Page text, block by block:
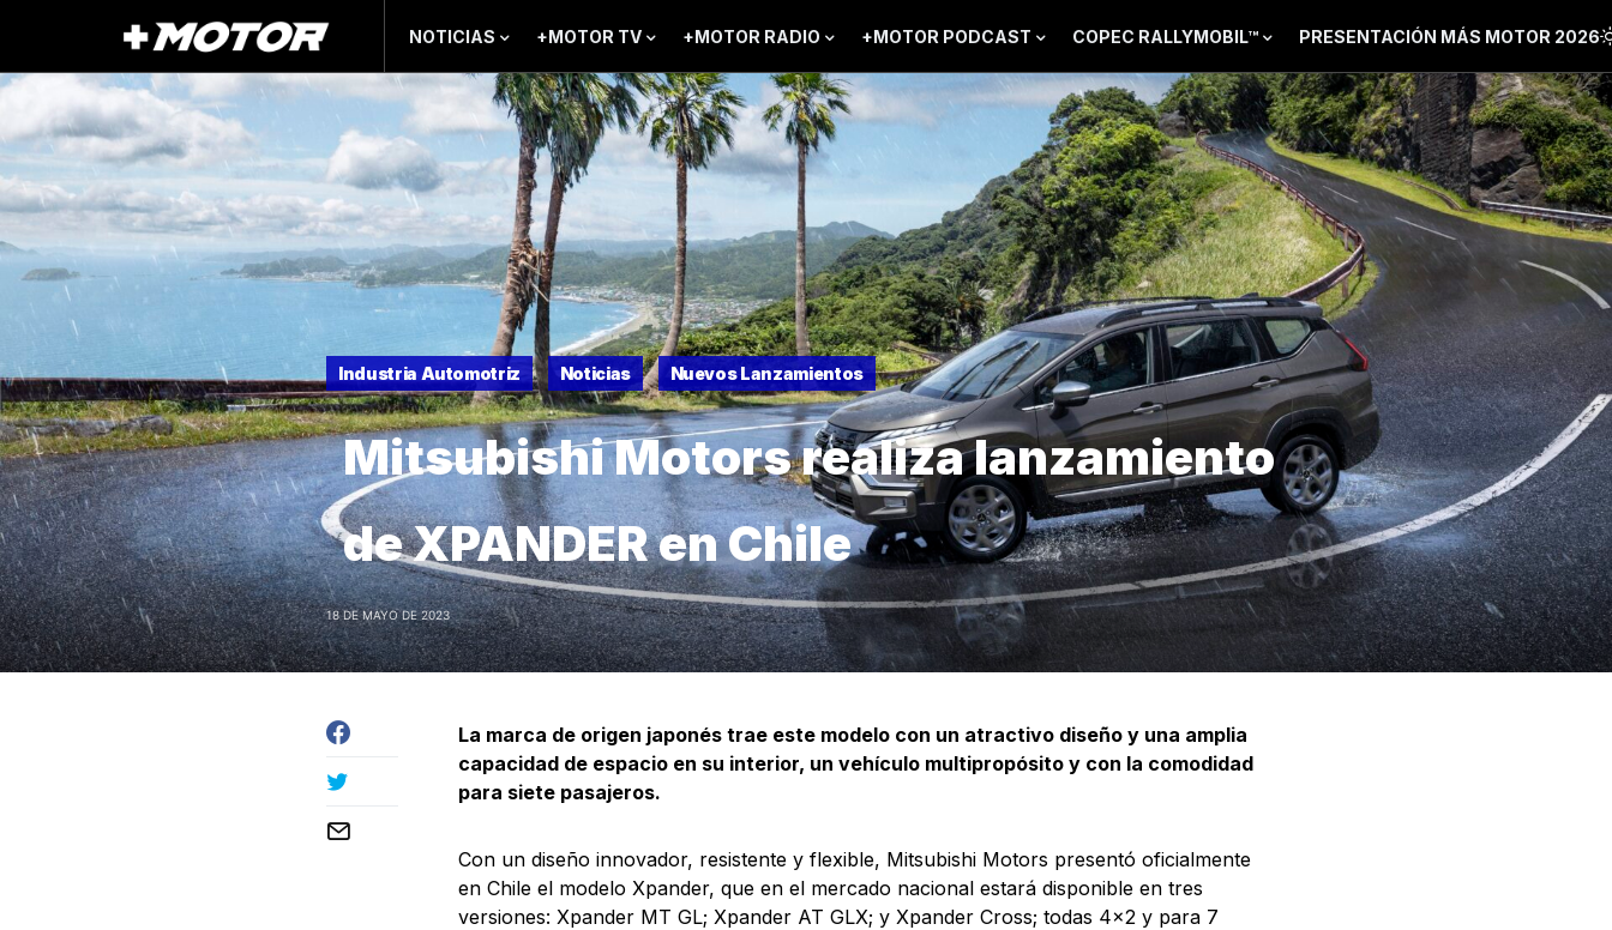
NOTICIAS +MOTOR TV +MOTOR RADIO +MOTOR PODCAST COPEC RALLYMOBIL™ PRESENTACIÓN MÁS MOTOR 2026
Industria Automotriz Noticias Nuevos Lanzamientos
Mitsubishi Motors realiza lanzamiento
de XPANDER en Chile
18 DE MAYO DE 2023
La marca de origen japonés trae este modelo con un atractivo diseño y una amplia
capacidad de espacio en su interior, un vehículo multipropósito y con la comodidad
para siete pasajeros.
Con un diseño innovador, resistente y flexible, Mitsubishi Motors presentó oficialmente
en Chile el modelo Xpander, que en el mercado nacional estará disponible en tres
versiones: Xpander MT GL; Xpander AT GLX; y Xpander Cross; todas 4×2 y para 7